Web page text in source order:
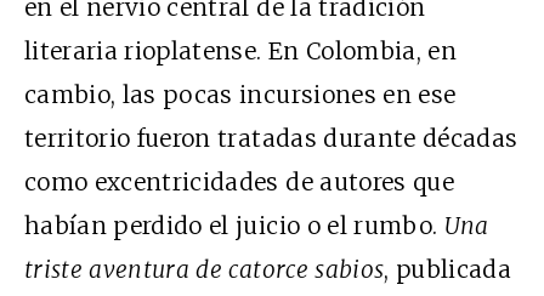
en el nervio central de la tradición
literaria rioplatense. En Colombia, en
cambio, las pocas incursiones en ese
territorio fueron tratadas durante décadas
como excentricidades de autores que
habían perdido el juicio o el rumbo. Una
triste aventura de catorce sabios, publicada